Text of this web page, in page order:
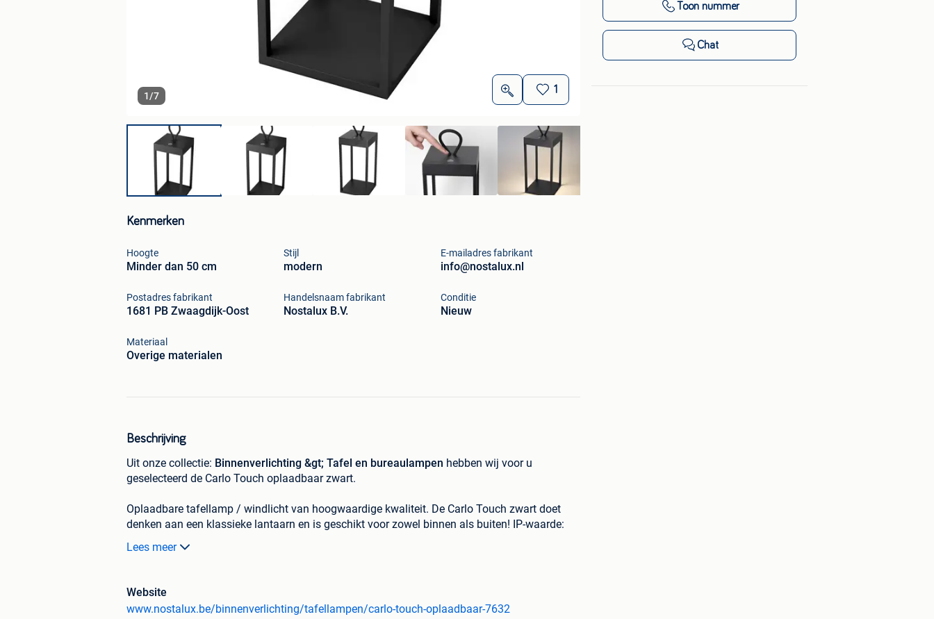
1/7
1
Kenmerken
Hoogte
Minder dan 50 cm
Stijl
modern
E-mailadres fabrikant
info@nostalux.nl
Postadres fabrikant
1681 PB Zwaagdijk-Oost
Handelsnaam fabrikant
Nostalux B.V.
Conditie
Nieuw
Materiaal
Overige materialen
Beschrijving
Uit onze collectie: Binnenverlichting &gt; Tafel en bureaulampen hebben wij voor u
geselecteerd de Carlo Touch oplaadbaar zwart.
Oplaadbare tafellamp / windlicht van hoogwaardige kwaliteit. De Carlo Touch zwart doet
denken aan een klassieke lantaarn en is geschikt voor zowel binnen als buiten! IP-waarde:
IP65. Deze batterij-LED-lantaarn maakt indruk met zijn moderne ontwerp en zuinigheid. De
geïntegreerde batterij levert voldoende energie voor meer dan 9 uur en heeft een Touch ON /
10% van zijn maximale lichtuitstoot. De Carlo geeft een romantische lichtkleur van 3000
USB-oplader welke voorzien is van 1,5 meter kabel en is verkrijgbaar in 4 kleuren. Zwart,
Lees meer
Website
www.nostalux.be/binnenverlichting/tafellampen/carlo-touch-oplaadbaar-7632
Toon nummer
Chat